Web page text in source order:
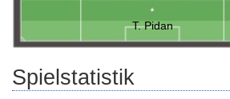
T. Pidan
Spielstatistik